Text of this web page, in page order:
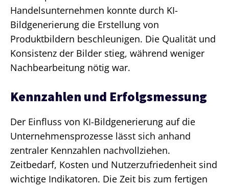
Handelsunternehmen konnte durch KI-
Bildgenerierung die Erstellung von
Produktbildern beschleunigen. Die Qualität und
Konsistenz der Bilder stieg, während weniger
Nachbearbeitung nötig war.
Kennzahlen und Erfolgsmessung
Der Einfluss von KI-Bildgenerierung auf die
Unternehmensprozesse lässt sich anhand
zentraler Kennzahlen nachvollziehen.
Zeitbedarf, Kosten und Nutzerzufriedenheit sind
wichtige Indikatoren. Die Zeit bis zum fertigen